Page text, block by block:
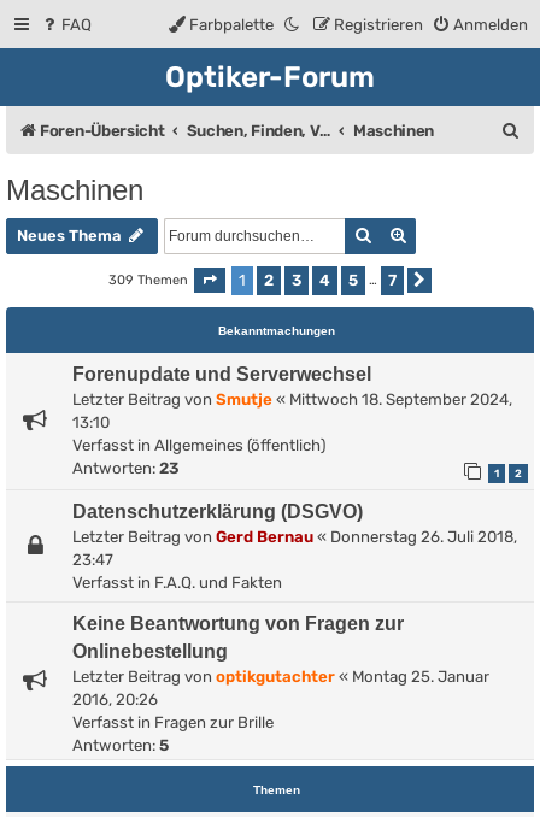
FAQ Anmelden
Registrieren
Farbpalette
Optiker-Forum
Foren-Übersicht Suchen, Finden, Verkaufsanzeigen Maschinen
Maschinen
Neues Thema Suche
309 Themen Seite 1von
1 2 3 4 5 … 7
Bekanntmachungen
Forenupdate und Serverwechsel
Letzter Beitrag von Smutje « Mittwoch 18. September 2024,
13:10
Verfasst in Allgemeines (öffentlich)
Antworten: 23 1 2
Datenschutzerklärung (DSGVO)
Letzter Beitrag von Gerd Bernau « Donnerstag 26. Juli 2018,
23:47
Verfasst in F.A.Q. und Fakten
Keine Beantwortung von Fragen zur
Onlinebestellung
Letzter Beitrag von optikgutachter « Montag 25. Januar
2016, 20:26
Verfasst in Fragen zur Brille
Antworten: 5
Themen